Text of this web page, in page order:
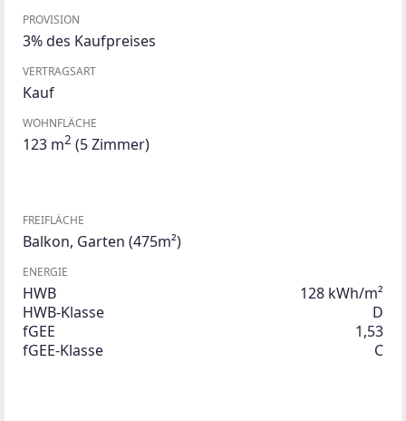
PROVISION
3% des Kaufpreises
VERTRAGSART
Kauf
WOHNFLÄCHE
123 m2 (5 Zimmer)
FREIFLÄCHE
Balkon, Garten (475m²)
ENERGIE
HWB
128 kWh/m²
HWB-Klasse
D
fGEE
1,53
fGEE-Klasse
C